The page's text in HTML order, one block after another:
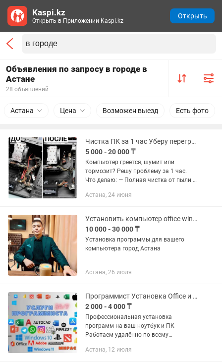
Объявления по запросу в городе в
Астане
28 объявлений
Астана Цена Возможен выезд Есть фото
Чистка ПК за 1 час Уберу перегрев и лаги
5 000 - 20 000 ₸
Компьютер греется, шумит или
тормозит? Решу проблему за 1 час.
Что делаю: — Полная чистка от пыли —
перегрева и шума — Ускорение работы
Астана, 24 июня
Установить компьютер office windows и все программы
10 000 - 30 000 ₸
Установка программы для вашего
компьютера город Астана
Астана, 26 июля
Программист Установка Office и Установка Игр, Айтишник , IT Услуги
2 000 - 4 000 ₸
Профессиональная установка
программ на ваш ноутбук и ПК
Работаем удалённо по всему
надёжно. Купили ноутбук, а нужных
Астана, 12 июля
Kaspi.kz
Открыть в Приложении Kaspi.kz
Открыть